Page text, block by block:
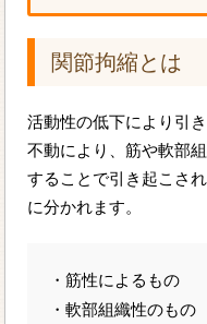
関節拘縮とは
活動性の低下により引
不動により、筋や軟部
することで引き起こさ
に分かれます。
・筋性によるもの
・軟部組織性のもの